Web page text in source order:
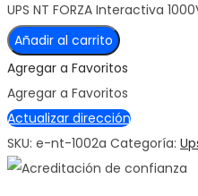
UPS NT FORZA Interactiva
Añadir al carrito
Agregar a Favoritos
Agregar a Favoritos
Actualizar dirección
SKU: e-nt-1002a Categoría: